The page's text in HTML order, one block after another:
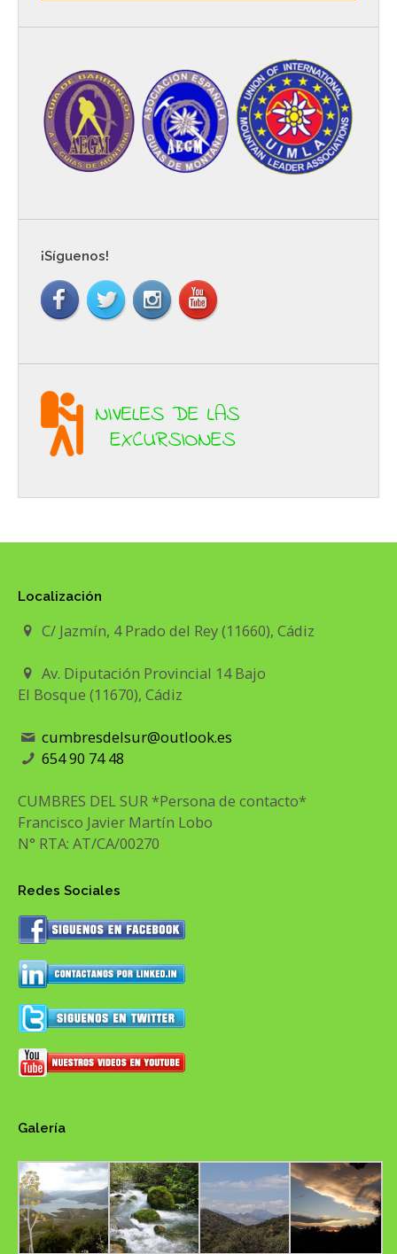
¡Síguenos!
Localización
C/ Jazmín, 4 Prado del Rey (11660), Cádiz
Av. Diputación Provincial 14 Bajo
El Bosque (11670), Cádiz
cumbresdelsur@outlook.es
654 90 74 48
CUMBRES DEL SUR *Persona de contacto*
Francisco Javier Martín Lobo
N° RTA: AT/CA/00270
Redes Sociales
Galería